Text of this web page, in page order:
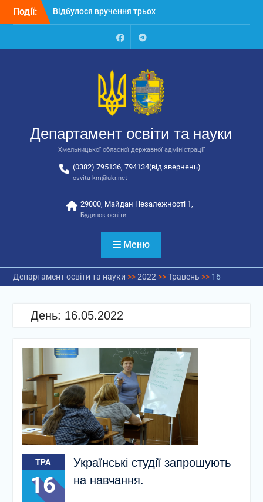
Перейти
Події:
Відбулося вручення трьох
освіти та науки обласної
державної адміністрації
Відбулась обласна
національно-патріотичне
виховання
FacebookTalegram
Департамент освіти та науки
Хмельницької обласної державної адміністрації
(0382) 795136, 794134(від.звернень)
osvita-km@ukr.net
29000, Майдан Незалежності 1,
Будинок освіти
Меню
Департамент освіти та науки >>2022 >>Травень >> 16
День: 16.05.2022
ТРА
16
Українські студії запрошують
на навчання.